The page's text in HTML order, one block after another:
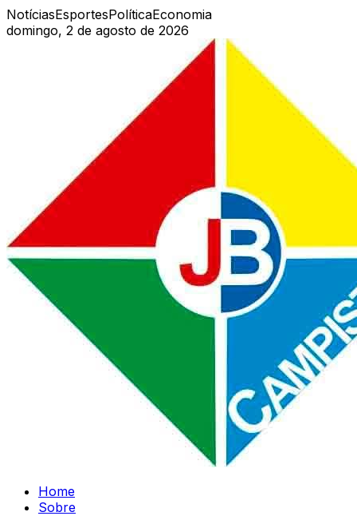
NotíciasEsportesPolíticaEconomia
domingo, 2 de agosto de 2026
Home
Sobre